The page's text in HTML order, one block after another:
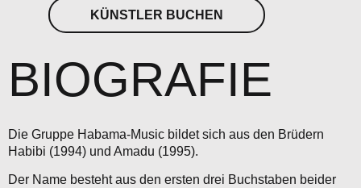
KÜNSTLER BUCHEN
BIOGRAFIE
Die Gruppe Habama-Music bildet sich aus den Brüdern
Habibi (1994) und Amadu (1995).
Der Name besteht aus den ersten drei Buchstaben beider